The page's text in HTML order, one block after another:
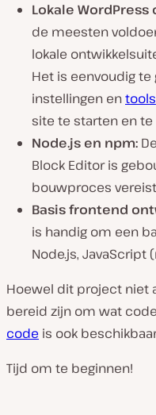
Lokale
de meesten
lokale
Het is eenvoudig
instellingen entools
site te starten en te
Node.js en npm:
Block Editor is
bouwproces
Basis frontend
is handig om een
Node.js, JavaScript
Hoewel dit project niet
bereid zijn om wat
code is ook
Tijd om te beginnen!